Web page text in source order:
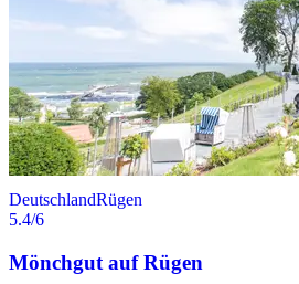
DeutschlandRügen
5.4/6
Mönchgut auf Rügen